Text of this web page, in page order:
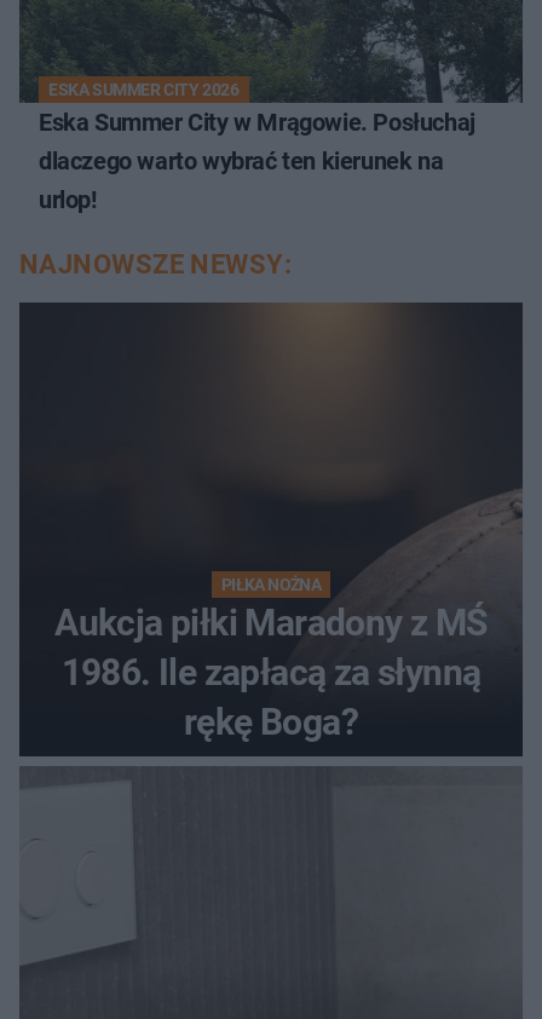
ESKA SUMMER CITY 2026
Eska Summer City w Mrągowie. Posłuchaj
dlaczego warto wybrać ten kierunek na
urlop!
NAJNOWSZE NEWSY:
PIŁKA NOŻNA
Aukcja piłki Maradony z MŚ
1986. Ile zapłacą za słynną
rękę Boga?